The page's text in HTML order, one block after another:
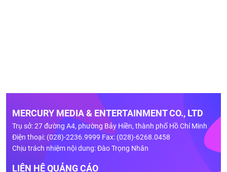
MERCURY MEDIA & ENTERTAINMENT CO., LTD
Trụ sở: 27 đường A4, phường Bảy Hiền, thành phố Hồ Chí Minh
Điện thoại: (028)-2236.9999 Fax: (028)-6268.0458
Chịu trách nhiệm nội dung: Đào Trọng Nhân
LIÊN HỆ QUẢNG CÁO